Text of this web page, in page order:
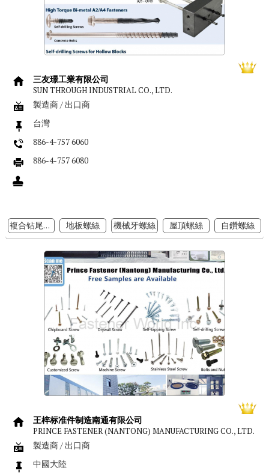
三友璟工業有限公司
SUN THROUGH INDUSTRIAL CO., LTD.
製造商 / 出口商
台灣
886-4-757 6060
886-4-757 6080
複合钻尾螺絲 地板螺絲 機械牙螺絲 屋頂螺絲 自鑽螺絲
王梓标准件制造南通有限公司
PRINCE FASTENER (NANTONG) MANUFACTURING CO., LTD.
製造商 / 出口商
中國大陸